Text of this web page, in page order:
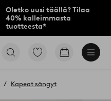
Oletko uusi täällä? Tilaa
40% kalleimmasta
tuotteesta*
Siirry
Siirry
Kapeat sängyt